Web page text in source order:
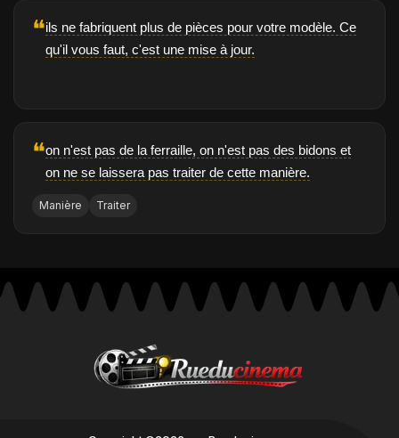
❝ils ne fabriquent plus de pièces pour votre modèle. Ce
qu'il vous faut, c'est une mise à jour.
❝on n'est pas de la ferraille, on n'est pas des bidons et
on ne se laissera pas traiter de cette manière.
Manière Traiter